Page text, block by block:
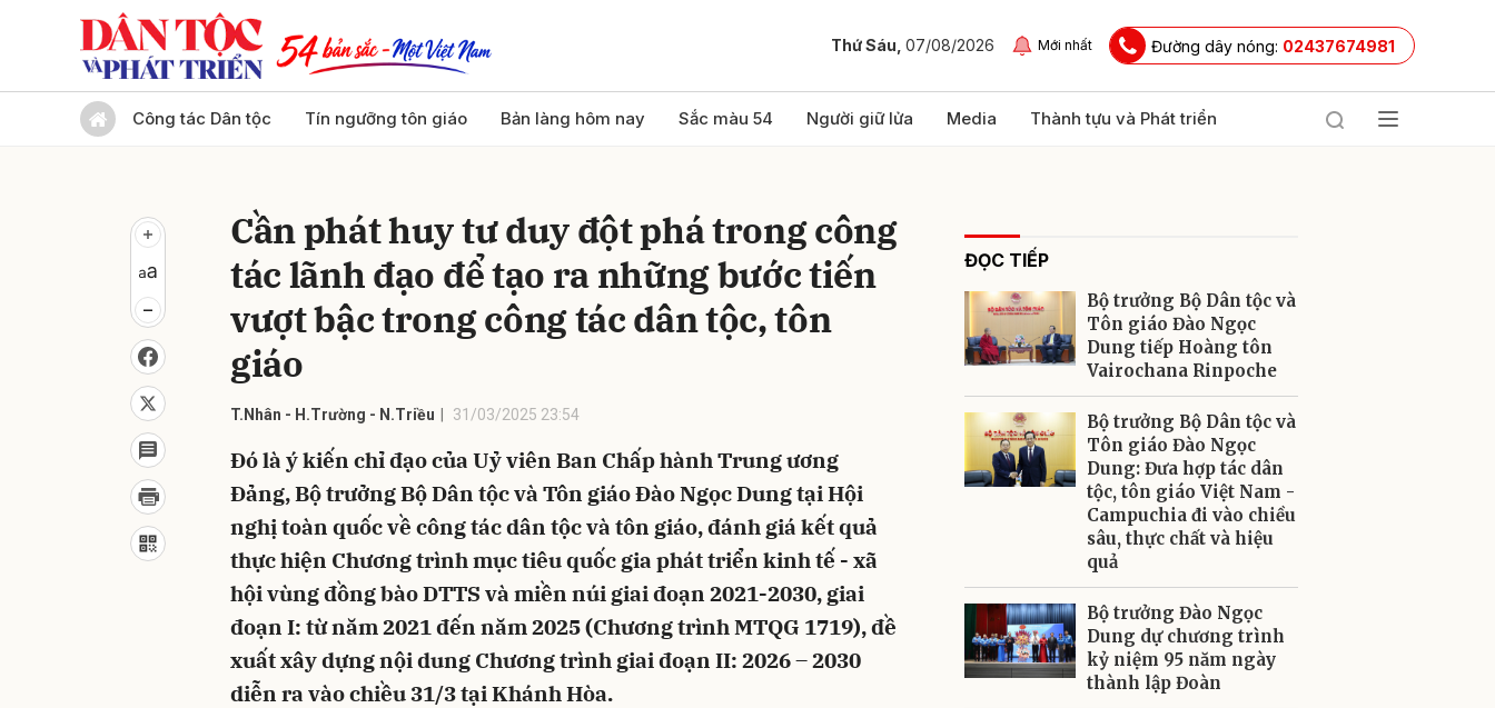
Thứ Sáu, 07/08/2026 Mới nhất Đường dây nóng: 02437674981
Công tác Dân tộc Tín ngưỡng tôn giáo Bản làng hôm nay Sắc màu 54 Người giữ lửa Media Thành tựu và Phát triển
Cần phát huy tư duy đột phá trong công
tác lãnh đạo để tạo ra những bước tiến
vượt bậc trong công tác dân tộc, tôn
giáo
T.Nhân - H.Trường - N.Triều 31/03/2025 23:54
Đó là ý kiến chỉ đạo của Uỷ viên Ban Chấp hành Trung ương
Đảng, Bộ trưởng Bộ Dân tộc và Tôn giáo Đào Ngọc Dung tại Hội
nghị toàn quốc về công tác dân tộc và tôn giáo, đánh giá kết quả
thực hiện Chương trình mục tiêu quốc gia phát triển kinh tế - xã
hội vùng đồng bào DTTS và miền núi giai đoạn 2021-2030, giai
đoạn I: từ năm 2021 đến năm 2025 (Chương trình MTQG 1719), đề
xuất xây dựng nội dung Chương trình giai đoạn II: 2026 – 2030
diễn ra vào chiều 31/3 tại Khánh Hòa.
ĐỌC TIẾP
Bộ trưởng Bộ Dân tộc và
Tôn giáo Đào Ngọc
Dung tiếp Hoàng tôn
Vairochana Rinpoche
Bộ trưởng Bộ Dân tộc và
Tôn giáo Đào Ngọc
Dung: Đưa hợp tác dân
tộc, tôn giáo Việt Nam -
Campuchia đi vào chiều
sâu, thực chất và hiệu
quả
Bộ trưởng Đào Ngọc
Dung dự chương trình
kỷ niệm 95 năm ngày
thành lập Đoàn
Gửi bình luận
Gửi